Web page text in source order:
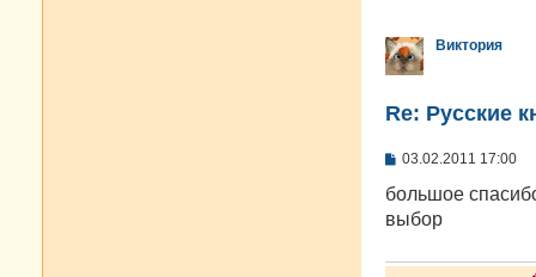
Виктория
Re: Русские
С
о
щ
н
03.02.2011 17:00
большое
выбор